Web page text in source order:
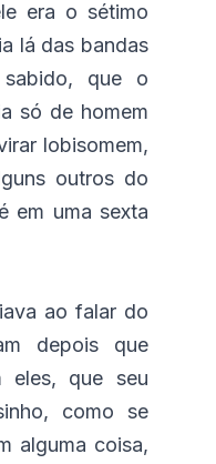
era o sétimo
lá das bandas
que o
só de homem
lobisomem,
outros do
em uma sexta
ao falar do
depois que
eles, que seu
como se
alguma coisa,